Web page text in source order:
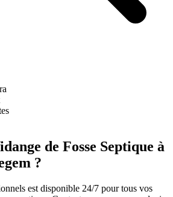
de Fosse Septique à
?
est disponible 24/7 pour tous vos